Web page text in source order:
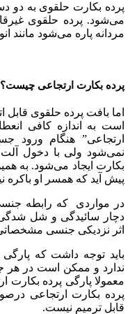
پرده بکارت حلقوی به دو
می‌شود. پرده حلقوی
مردانه پاره می‌شود مانند
پرده بکارت ارتجاعی چیست؟
اما بافت پرده حلقوی قابل
است به اندازه کافی
ارتجاعی” هنگام ورود
نمی‌شود ولی با دخول آلت
بکارت ایجاد می‌شود. به
پیش آید که همسر او باکره
در مواردی که رابطه
دچار سائیدگی و شل
اثر نزدیکی جنسی
باید توجه داشت که
ندارد و ممکن است در هر
معمولا پارگی پرده بکارت
پرده بکارت ارتجاعی
قابل ترمیم نیست.